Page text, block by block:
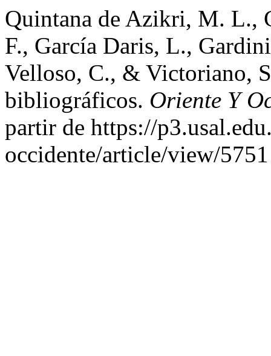
Quintana de Azikri, M. L.,
F., García Daris, L.,
Velloso, C., & Victoriano,
bibliográficos. Oriente Y
partir de https://
occidente/article/view/5751